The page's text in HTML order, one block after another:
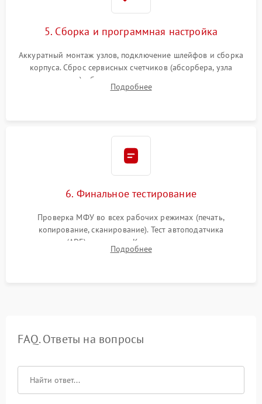
5. Сборка и программная настройка
Аккуратный монтаж узлов, подключение шлейфов и сборка
корпуса. Сброс сервисных счетчиков (абсорбера, узла
закрепления), обновление прошивки и программная
калибровка цветопередачи и позиционирования сканера.
Подробнее
6. Финальное тестирование
Проверка МФУ во всех рабочих режимах (печать,
копирование, сканирование). Тест автоподатчика
документов (ADF) и дуплекса. Контроль качества отпечатка
на отсутствие серого фона, полос и надежность запекания
Подробнее
FAQ. Ответы на вопросы